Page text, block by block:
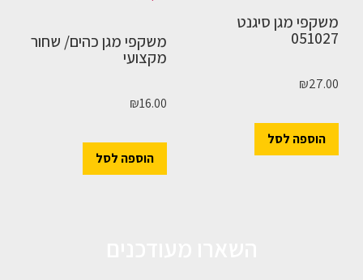
משקפי מגן סיגנט
051027
₪27.00
הוספה לסל
משקפי מגן כהים/ שחור
מקצועי
₪16.00
הוספה לסל